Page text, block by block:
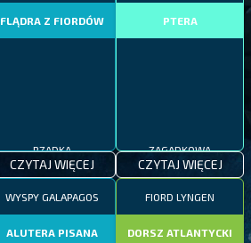
FLĄDRA Z FIORDÓW
RZADKA
CZYTAJ WIĘCEJ
PTERA
ZAGADKOWA
CZYTAJ WIĘCEJ
WYSPY GALAPAGOS
ALUTERA PISANA
FIORD LYNGEN
DORSZ ATLANTYCKI